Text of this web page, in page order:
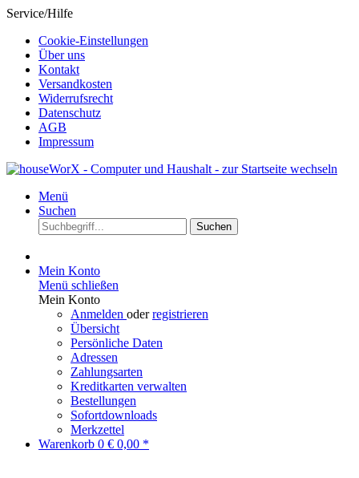
Service/Hilfe
Cookie-Einstellungen
Über uns
Kontakt
Versandkosten
Widerrufsrecht
Datenschutz
AGB
Impressum
Menü
Suchen
Suchen
Mein Konto
Menü schließen
Mein Konto
Anmelden oderregistrieren
Übersicht
Persönliche Daten
Adressen
Zahlungsarten
Kreditkarten verwalten
Bestellungen
Sofortdownloads
Merkzettel
Warenkorb 0 € 0,00 *